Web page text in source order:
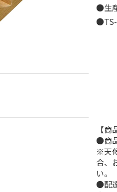
●生
【
●商
※天
合、
い。
●配